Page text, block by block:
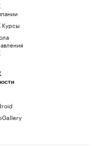
Курсы